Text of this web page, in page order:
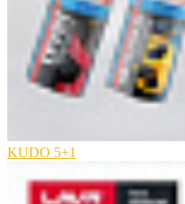
KUDO 5+1